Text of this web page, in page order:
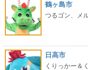
鶴ヶ島市
つるゴン、メ
日高市
くりっかー＆